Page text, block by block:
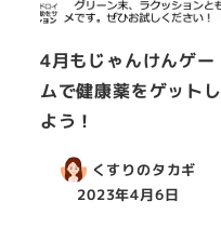
4月もじゃんけんゲー
ムで健康薬をゲットし
よう！
くすりのタカギ
2023年4月6日